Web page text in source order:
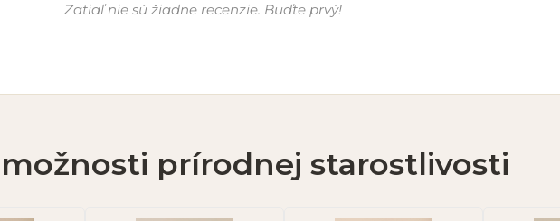
Zatiaľ nie sú žiadne recenzie. Buďte prvý!
prírodnej starostlivosti